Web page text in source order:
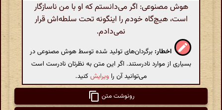
هوش مصنوعی: اگر می‌دانستم که او با من ناسازگار
است، هیچ‌گاه خودم را اینگونه تحت سلطه‌اش قرار
نمی‌دادم.
اخطار: برگردان‌های تولید شده توسط هوش مصنوعی در
بسیاری از موارد نادرستند. اگر این متن به نظرتان نادرست است
می‌توانید آن را ویرایشکنید.
رونوشت متن